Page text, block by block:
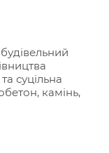
суцільна
камінь,